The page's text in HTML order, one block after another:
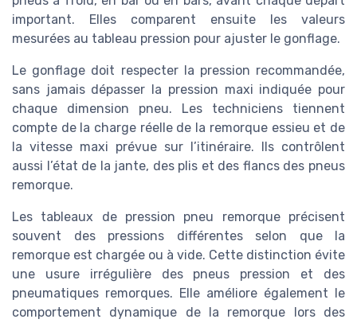
important. Elles comparent ensuite les valeurs
mesurées au tableau pression pour ajuster le gonflage.
Le gonflage doit respecter la pression recommandée,
sans jamais dépasser la pression maxi indiquée pour
chaque dimension pneu. Les techniciens tiennent
compte de la charge réelle de la remorque essieu et de
la vitesse maxi prévue sur l’itinéraire. Ils contrôlent
aussi l’état de la jante, des plis et des flancs des pneus
remorque.
Les tableaux de pression pneu remorque précisent
souvent des pressions différentes selon que la
remorque est chargée ou à vide. Cette distinction évite
une usure irrégulière des pneus pression et des
pneumatiques remorques. Elle améliore également le
comportement dynamique de la remorque lors des